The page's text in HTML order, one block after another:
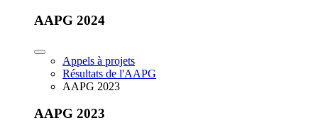
AAPG 2024
Appels à projets
Résultats de l'AAPG
AAPG 2023
AAPG 2023